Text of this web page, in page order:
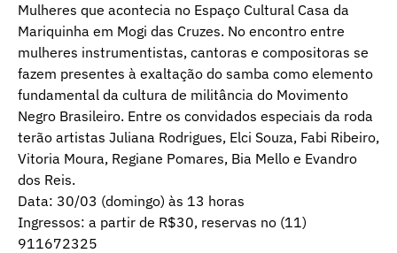
Mulheres que acontecia no Espaço Cultural Casa da
Mariquinha em Mogi das Cruzes. No encontro entre
mulheres instrumentistas, cantoras e compositoras se
fazem presentes à exaltação do samba como elemento
fundamental da cultura de militância do Movimento
Negro Brasileiro. Entre os convidados especiais da roda
terão artistas Juliana Rodrigues, Elci Souza, Fabi Ribeiro,
Vitoria Moura, Regiane Pomares, Bia Mello e Evandro
dos Reis.
Data: 30/03 (domingo) às 13 horas
Ingressos: a partir de R$30, reservas no (11)
911672325